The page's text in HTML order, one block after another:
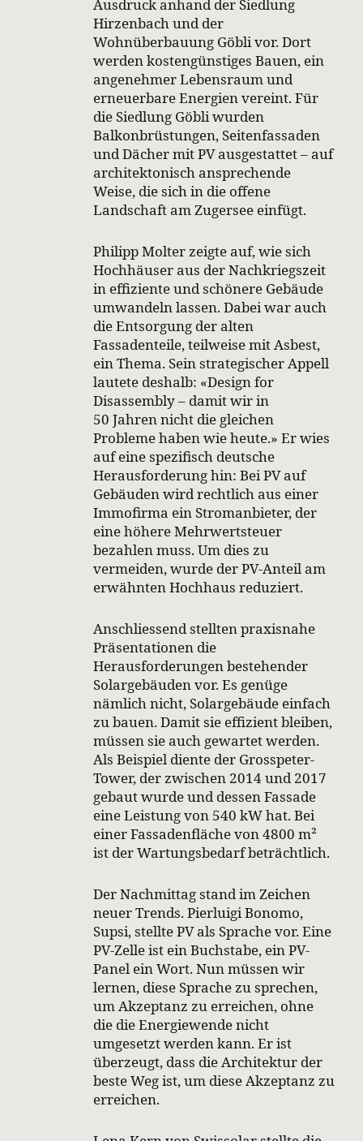
Ausdruck anhand der Siedlung
Hirzenbach und der
Wohnüberbauung Göbli vor. Dort
werden kostengünstiges Bauen, ein
angenehmer Lebensraum und
erneuerbare Energien vereint. Für
die Siedlung Göbli wurden
Balkonbrüstungen, Seitenfassaden
und Dächer mit PV ausgestattet – auf
architektonisch ansprechende
Weise, die sich in die offene
Landschaft am Zugersee einfügt.
Philipp Molter zeigte auf, wie sich
Hochhäuser aus der Nachkriegszeit
in effiziente und schönere Gebäude
umwandeln lassen. Dabei war auch
die Entsorgung der alten
Fassadenteile, teilweise mit Asbest,
ein Thema. Sein strategischer Appell
lautete deshalb: «Design for
Disassembly – damit wir in
50 Jahren nicht die gleichen
Probleme haben wie heute.» Er wies
auf eine spezifisch deutsche
Herausforderung hin: Bei PV auf
Gebäuden wird rechtlich aus einer
Immofirma ein Stromanbieter, der
eine höhere Mehrwertsteuer
bezahlen muss. Um dies zu
vermeiden, wurde der PV-Anteil am
erwähnten Hochhaus reduziert.
Anschliessend stellten praxisnahe
Präsentationen die
Herausforderungen bestehender
Solargebäuden vor. Es genüge
nämlich nicht, Solargebäude einfach
zu bauen. Damit sie effizient bleiben,
müssen sie auch gewartet werden.
Als Beispiel diente der Grosspeter-
Tower, der zwischen 2014 und 2017
gebaut wurde und dessen Fassade
eine Leistung von 540 kW hat. Bei
einer Fassadenfläche von 4800 m²
ist der Wartungsbedarf beträchtlich.
Der Nachmittag stand im Zeichen
neuer Trends. Pierluigi Bonomo,
Supsi, stellte PV als Sprache vor. Eine
PV-Zelle ist ein Buchstabe, ein PV-
Panel ein Wort. Nun müssen wir
lernen, diese Sprache zu sprechen,
um Akzeptanz zu erreichen, ohne
die die Energiewende nicht
umgesetzt werden kann. Er ist
überzeugt, dass die Architektur der
beste Weg ist, um diese Akzeptanz zu
erreichen.